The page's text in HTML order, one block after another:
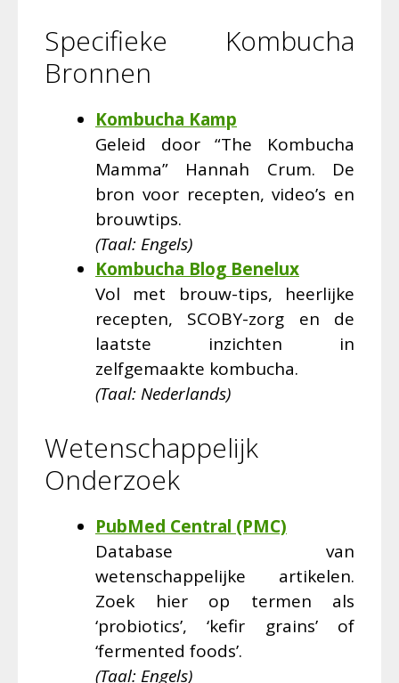
Specifieke Kombucha
Bronnen
Kombucha Kamp
Geleid door “The Kombucha
Mamma” Hannah Crum. De
bron voor recepten, video’s en
brouwtips.
(Taal: Engels)
Kombucha Blog Benelux
Vol met brouw-tips, heerlijke
recepten, SCOBY-zorg en de
laatste inzichten in
zelfgemaakte kombucha.
(Taal: Nederlands)
Wetenschappelijk
Onderzoek
PubMed Central (PMC)
Database van
wetenschappelijke artikelen.
Zoek hier op termen als
‘probiotics’, ‘kefir grains’ of
‘fermented foods’.
(Taal: Engels)